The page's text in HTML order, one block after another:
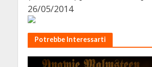
26/05/2014
Potrebbe Interessarti